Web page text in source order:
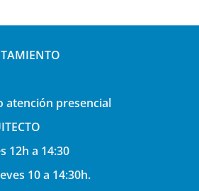
atención presencial
12h a 14:30
10 a 14:30h.